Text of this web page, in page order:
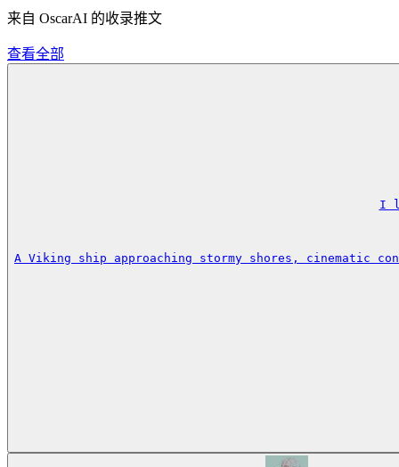
来自 OscarAI 的收录推文
查看全部
I
A Viking ship approaching stormy shores, cinematic